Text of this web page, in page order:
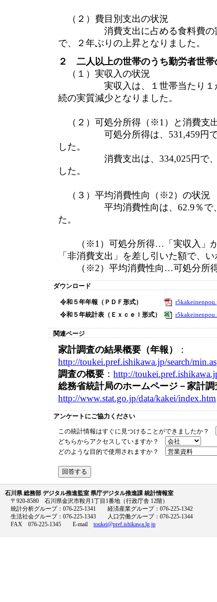
（２）費目別支出の状況
消費支出に占める食料費の割
で、２年ぶりの上昇となりました。
２ 二人以上の世帯のうち勤労者世帯
（１）実収入の状況
実収入は、１世帯当たり１か
続の実質減少となりました。
（２）可処分所得（※1）と消費支
可処分所得は、531,459円で２
した。
消費支出は、334,025円で、２
した。
（３）平均消費性向（※2）の状況
平均消費性向は、62.9％で、
た。
（※1）可処分所得…「実収入」か
「非消費支出」を差し引いた額で、
（※2）平均消費性向…可処分所得
ダウンロード
令和５年年報（ＰＤＦ形式）
令和５年統計表（Ｅｘｃｅｌ形式）
関連ページ
家計調査の結果概要（年報）
：
http://toukei.pref.ishikawa.jp/search/
調査の概要 ： http://
総務省統計局のホームページ－家計調
http://www.stat.go.jp/data/kakei/index.htm
アンケートにご協力ください
この統計情報はすぐに見つけることができましたか？
どちらからアクセスしていますか？
どのような目的で使用されますか？
石川県 総務部 デジタル推進監室 県庁デジタル推進課 統計情報室
〒920-8580 石川県金沢市鞍月1丁目1番地（行政庁舎 12階）
統計分析グループ：076-225-1341 経済産業グループ：076-225-1342
生活社会グループ：076-225-1343 人口労働グループ：076-225-1344
FAX 076-225-1345 E-mail toukei@pref.ishikawa.lg.jp